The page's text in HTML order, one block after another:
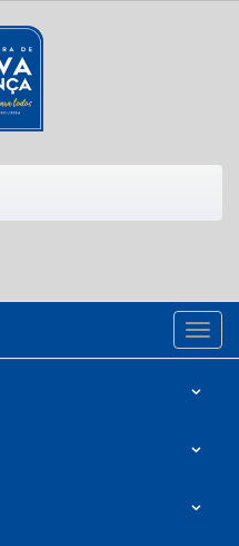
Toggle